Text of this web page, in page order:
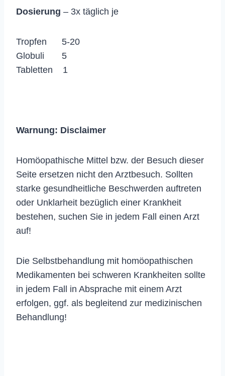
Dosierung – 3x täglich je
Tropfen 5-20
Globuli 5
Tabletten 1
Warnung: Disclaimer
Homöopathische Mittel bzw. der Besuch dieser
Seite ersetzen nicht den Arztbesuch. Sollten
starke gesundheitliche Beschwerden auftreten
oder Unklarheit bezüglich einer Krankheit
bestehen, suchen Sie in jedem Fall einen Arzt
auf!
Die Selbstbehandlung mit homöopathischen
Medikamenten bei schweren Krankheiten sollte
in jedem Fall in Absprache mit einem Arzt
erfolgen, ggf. als begleitend zur medizinischen
Behandlung!